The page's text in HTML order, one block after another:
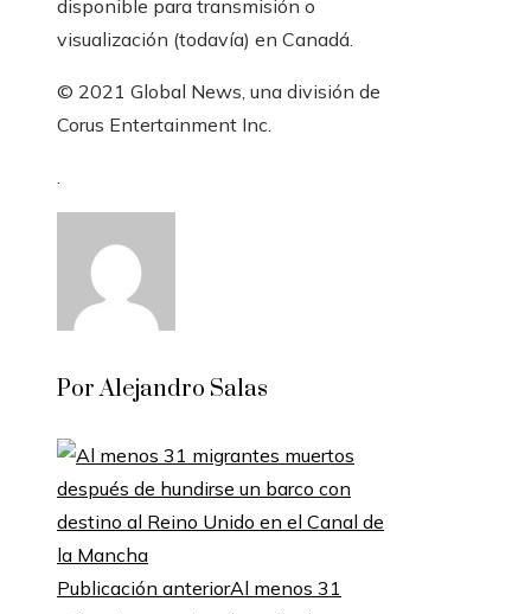
disponible para transmisión o
visualización (todavía) en Canadá.
© 2021 Global News, una división de
Corus Entertainment Inc.
.
Por Alejandro Salas
Publicación anteriorAl menos 31